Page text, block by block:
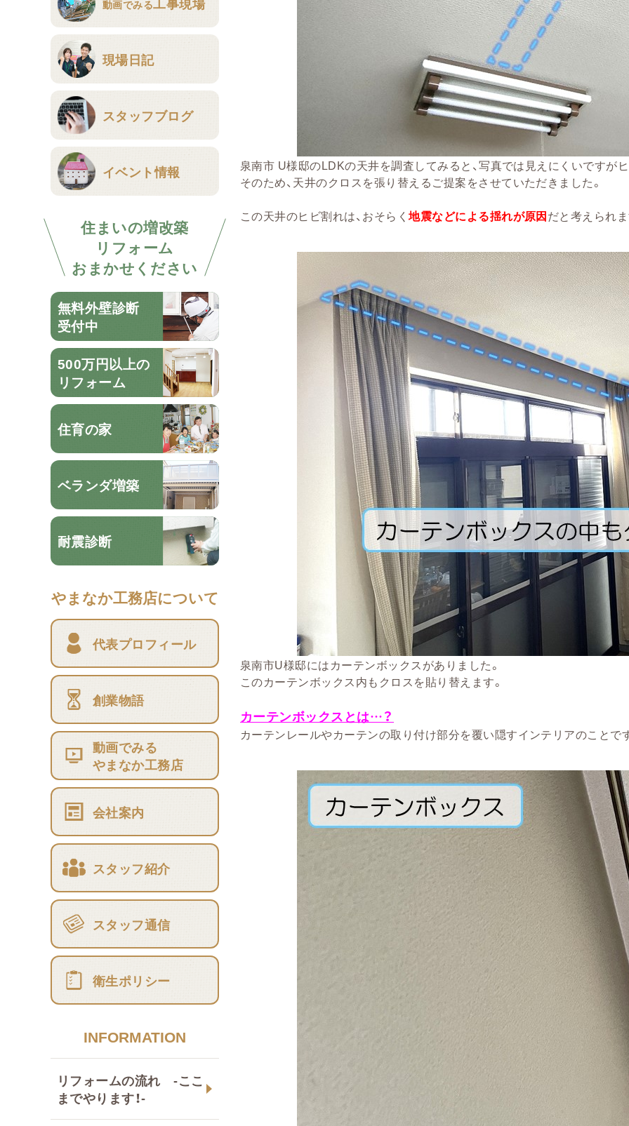
動画でみる
現場日記
スタッフブログ
イベント情報
住まいの増改築
リフォーム
おまかせください
無料外壁診断
受付中
500万円以上の
リフォーム
住育の家
ベランダ増築
耐震診断
やまなか工務店について
代表プロフィール
創業物語
動画でみる
やまなか工務店
会社案内
スタッフ紹介
スタッフ通信
衛生ポリシー
INFORMATION
リフォームの流れ -ここ
までやります！-
泉南市 U様邸のLDKの天井を調査してみると、写真では見えにくいですが
そのため、天井のクロスを張り替えるご提案をさせていただきました。
この天井のヒビ割れは、おそらく地震などによる揺れが原因だと考えられ
泉南市U様邸にはカーテンボックスがありました。
このカーテンボックス内もクロスを貼り替えます。
カーテンボックスとは…？
カーテンレールやカーテンの取り付け部分を覆い隠すインテリアのことで